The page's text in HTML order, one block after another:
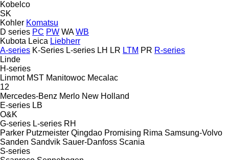
Kobelco
SK
Kohler Komatsu
D series PC PW WA WB
Kubota Leica Liebherr
A-series K-Series L-series LH LR LTM PR R-series
Linde
H-series
Linmot MST Manitowoc Mecalac
12
Mercedes-Benz Merlo New Holland
E-series LB
O&K
G-series L-series RH
Parker Putzmeister Qingdao Promising Rima Samsung-Volvo
Sanden Sandvik Sauer-Danfoss Scania
S-series